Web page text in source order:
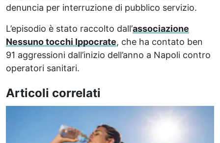
denuncia per interruzione di pubblico servizio.
L’episodio è stato raccolto dall’associazione
Nessuno tocchi Ippocrate, che ha contato ben
91 aggressioni dall’inizio dell’anno a Napoli contro
operatori sanitari.
Articoli correlati